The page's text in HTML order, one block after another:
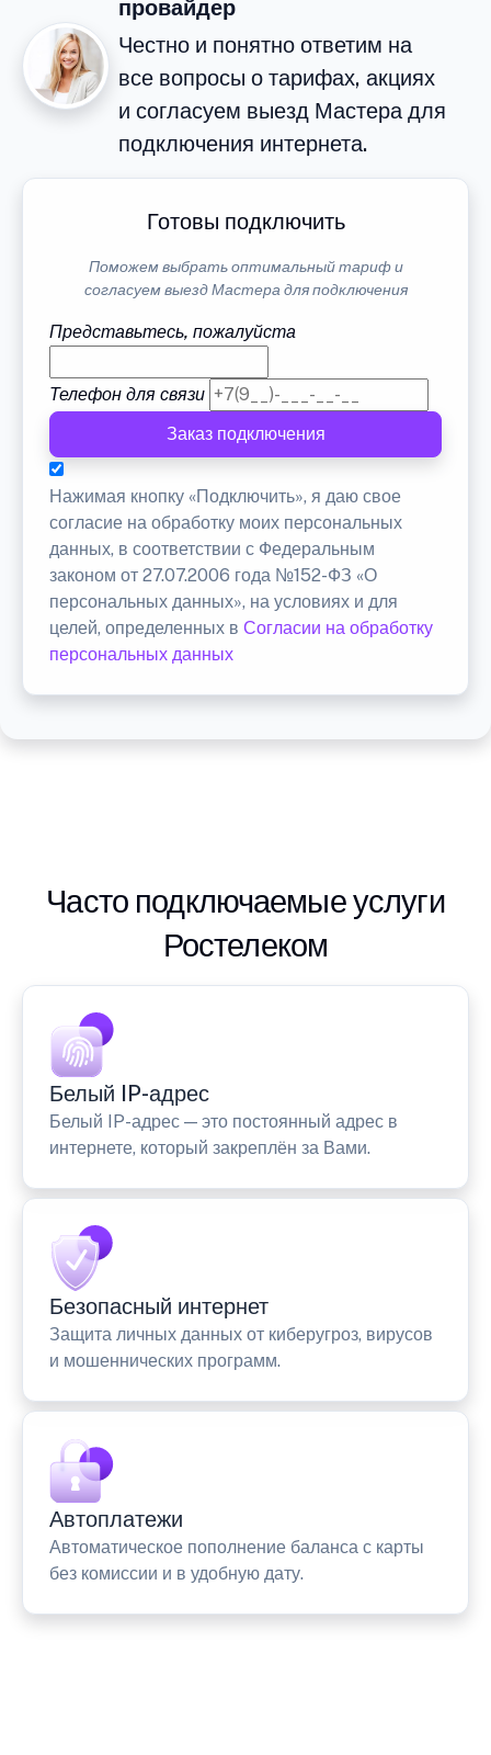
провайдер
Честно и понятно ответим на
все вопросы о тарифах, акциях
и согласуем выезд Мастера для
подключения интернета.
Готовы подключить
Поможем выбрать оптимальный тариф и
согласуем выезд Мастера для подключения
Представьтесь, пожалуйста
Телефон для связи
Заказ подключения
Нажимая кнопку «Подключить», я даю свое
согласие на обработку моих персональных
данных, в соответствии с Федеральным
законом от 27.07.2006 года №152-ФЗ «О
персональных данных», на условиях и для
целей, определенных в Согласии на обработку
персональных данных
Часто подключаемые услуги
Ростелеком
Белый IP-адрес
Белый IP-адрес — это постоянный адрес в
интернете, который закреплён за Вами.
Безопасный интернет
Защита личных данных от киберугроз, вирусов
и мошеннических программ.
Автоплатежи
Автоматическое пополнение баланса с карты
без комиссии и в удобную дату.